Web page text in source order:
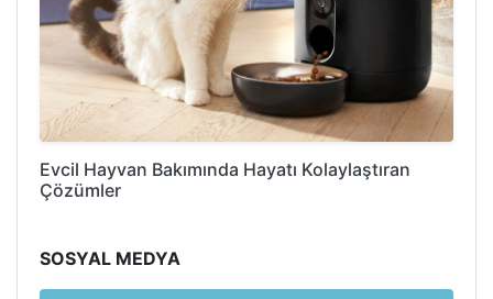
Evcil Hayvan Bakımında Hayatı Kolaylaştıran
Çözümler
SOSYAL MEDYA